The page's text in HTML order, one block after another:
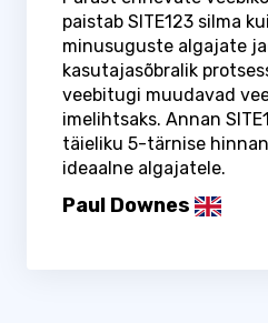
paistab SITE123 silma
minusuguste algajate
kasutajasõbralik
veebitugi muudavad
imelihtsaks. Annan
täieliku 5-tärnise
ideaalne algajatele.
Paul Downes